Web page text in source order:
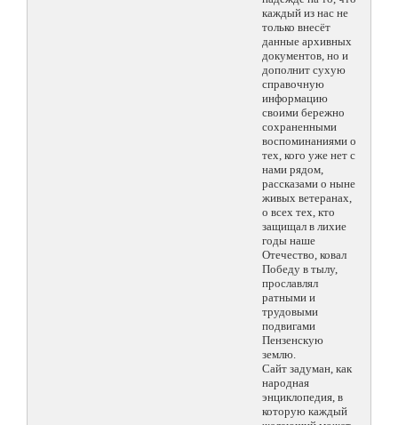
каждый из нас не
только внесёт
данные архивных
документов, но и
дополнит сухую
справочную
информацию
своими бережно
сохраненными
воспоминаниями о
тех, кого уже нет с
нами рядом,
рассказами о ныне
живых ветеранах,
о всех тех, кто
защищал в лихие
годы наше
Отечество, ковал
Победу в тылу,
прославлял
ратными и
трудовыми
подвигами
Пензенскую
землю.
Сайт задуман, как
народная
энциклопедия, в
которую каждый